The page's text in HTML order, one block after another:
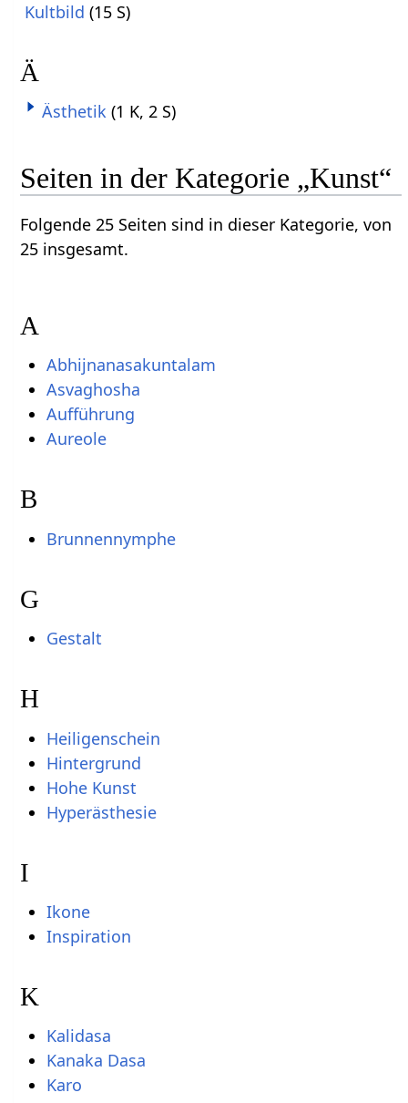
Kultbild (15 S)
Ä
Ästhetik (1 K, 2 S)
Seiten in der Kategorie „Kunst“
Folgende 25 Seiten sind in dieser Kategorie, von
25 insgesamt.
A
Abhijnanasakuntalam
Asvaghosha
Aufführung
Aureole
B
Brunnennymphe
G
Gestalt
H
Heiligenschein
Hintergrund
Hohe Kunst
Hyperästhesie
I
Ikone
Inspiration
K
Kalidasa
Kanaka Dasa
Karo